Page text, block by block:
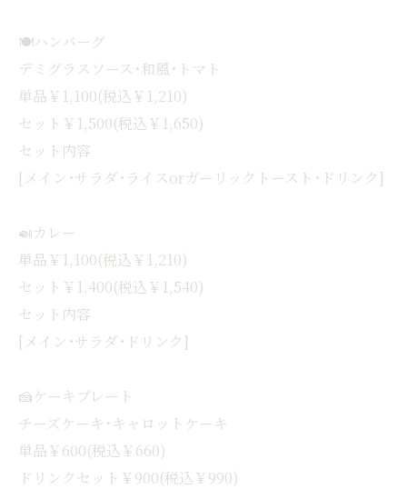
🍽ハンバーグ
デミグラスソース･和風･トマト
単品￥1,100(税込￥1,210)
セット￥1,500(税込￥1,650)
セット内容
[メイン･サラダ･ライスorガーリックトースト･ドリンク]
🍛カレー
単品￥1,100(税込￥1,210)
セット￥1,400(税込￥1,540)
セット内容
[メイン･サラダ･ドリンク]
🍰ケーキプレート
チーズケーキ･キャロットケーキ
単品￥600(税込￥660)
ドリンクセット￥900(税込￥990)